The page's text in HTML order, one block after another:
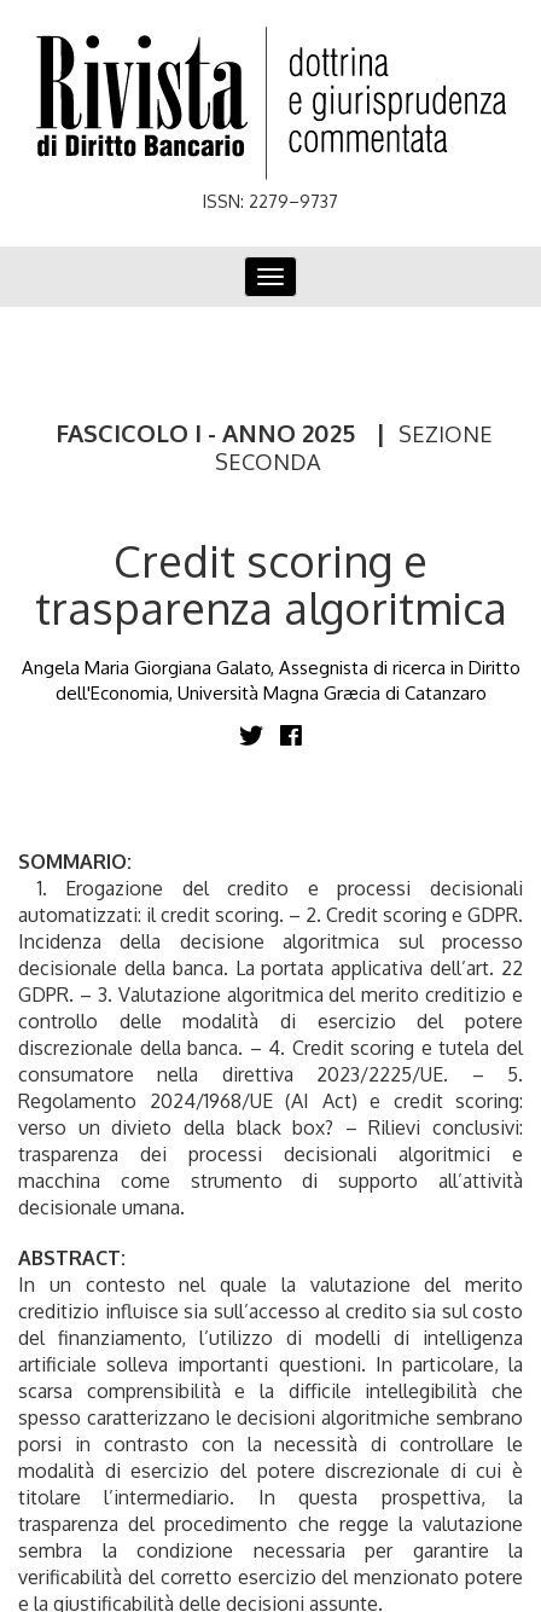
ISSN: 2279–9737
Toggle
navigation
FASCICOLO I - ANNO 2025 |
SEZIONE
SECONDA
Credit scoring e
trasparenza algoritmica
Angela Maria Giorgiana Galato, Assegnista di ricerca in Diritto
dell'Economia, Università Magna Græcia di Catanzaro
SOMMARIO:
1. Erogazione del credito e processi decisionali
automatizzati: il credit scoring. – 2. Credit scoring e GDPR.
Incidenza della decisione algoritmica sul processo
decisionale della banca. La portata applicativa dell’art. 22
GDPR. – 3. Valutazione algoritmica del merito creditizio e
controllo delle modalità di esercizio del potere
discrezionale della banca. – 4. Credit scoring e tutela del
consumatore nella direttiva 2023/2225/UE. – 5.
Regolamento 2024/1968/UE (AI Act) e credit scoring:
verso un divieto della black box? – Rilievi conclusivi:
trasparenza dei processi decisionali algoritmici e
macchina come strumento di supporto all’attività
decisionale umana.
ABSTRACT:
In un contesto nel quale la valutazione del merito
creditizio influisce sia sull’accesso al credito sia sul costo
del finanziamento, l’utilizzo di modelli di intelligenza
artificiale solleva importanti questioni. In particolare, la
scarsa comprensibilità e la difficile intellegibilità che
spesso caratterizzano le decisioni algoritmiche sembrano
porsi in contrasto con la necessità di controllare le
modalità di esercizio del potere discrezionale di cui è
titolare l’intermediario. In questa prospettiva, la
trasparenza del procedimento che regge la valutazione
sembra la condizione necessaria per garantire la
verificabilità del corretto esercizio del menzionato potere
e la giustificabilità delle decisioni assunte.